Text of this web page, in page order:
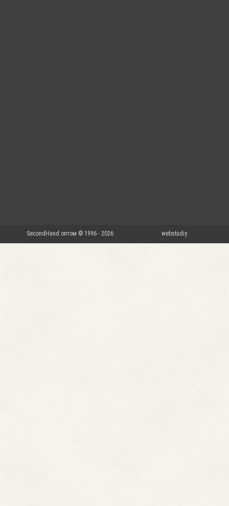
SecondHand оптом © 1996 - 2026 webstudiy